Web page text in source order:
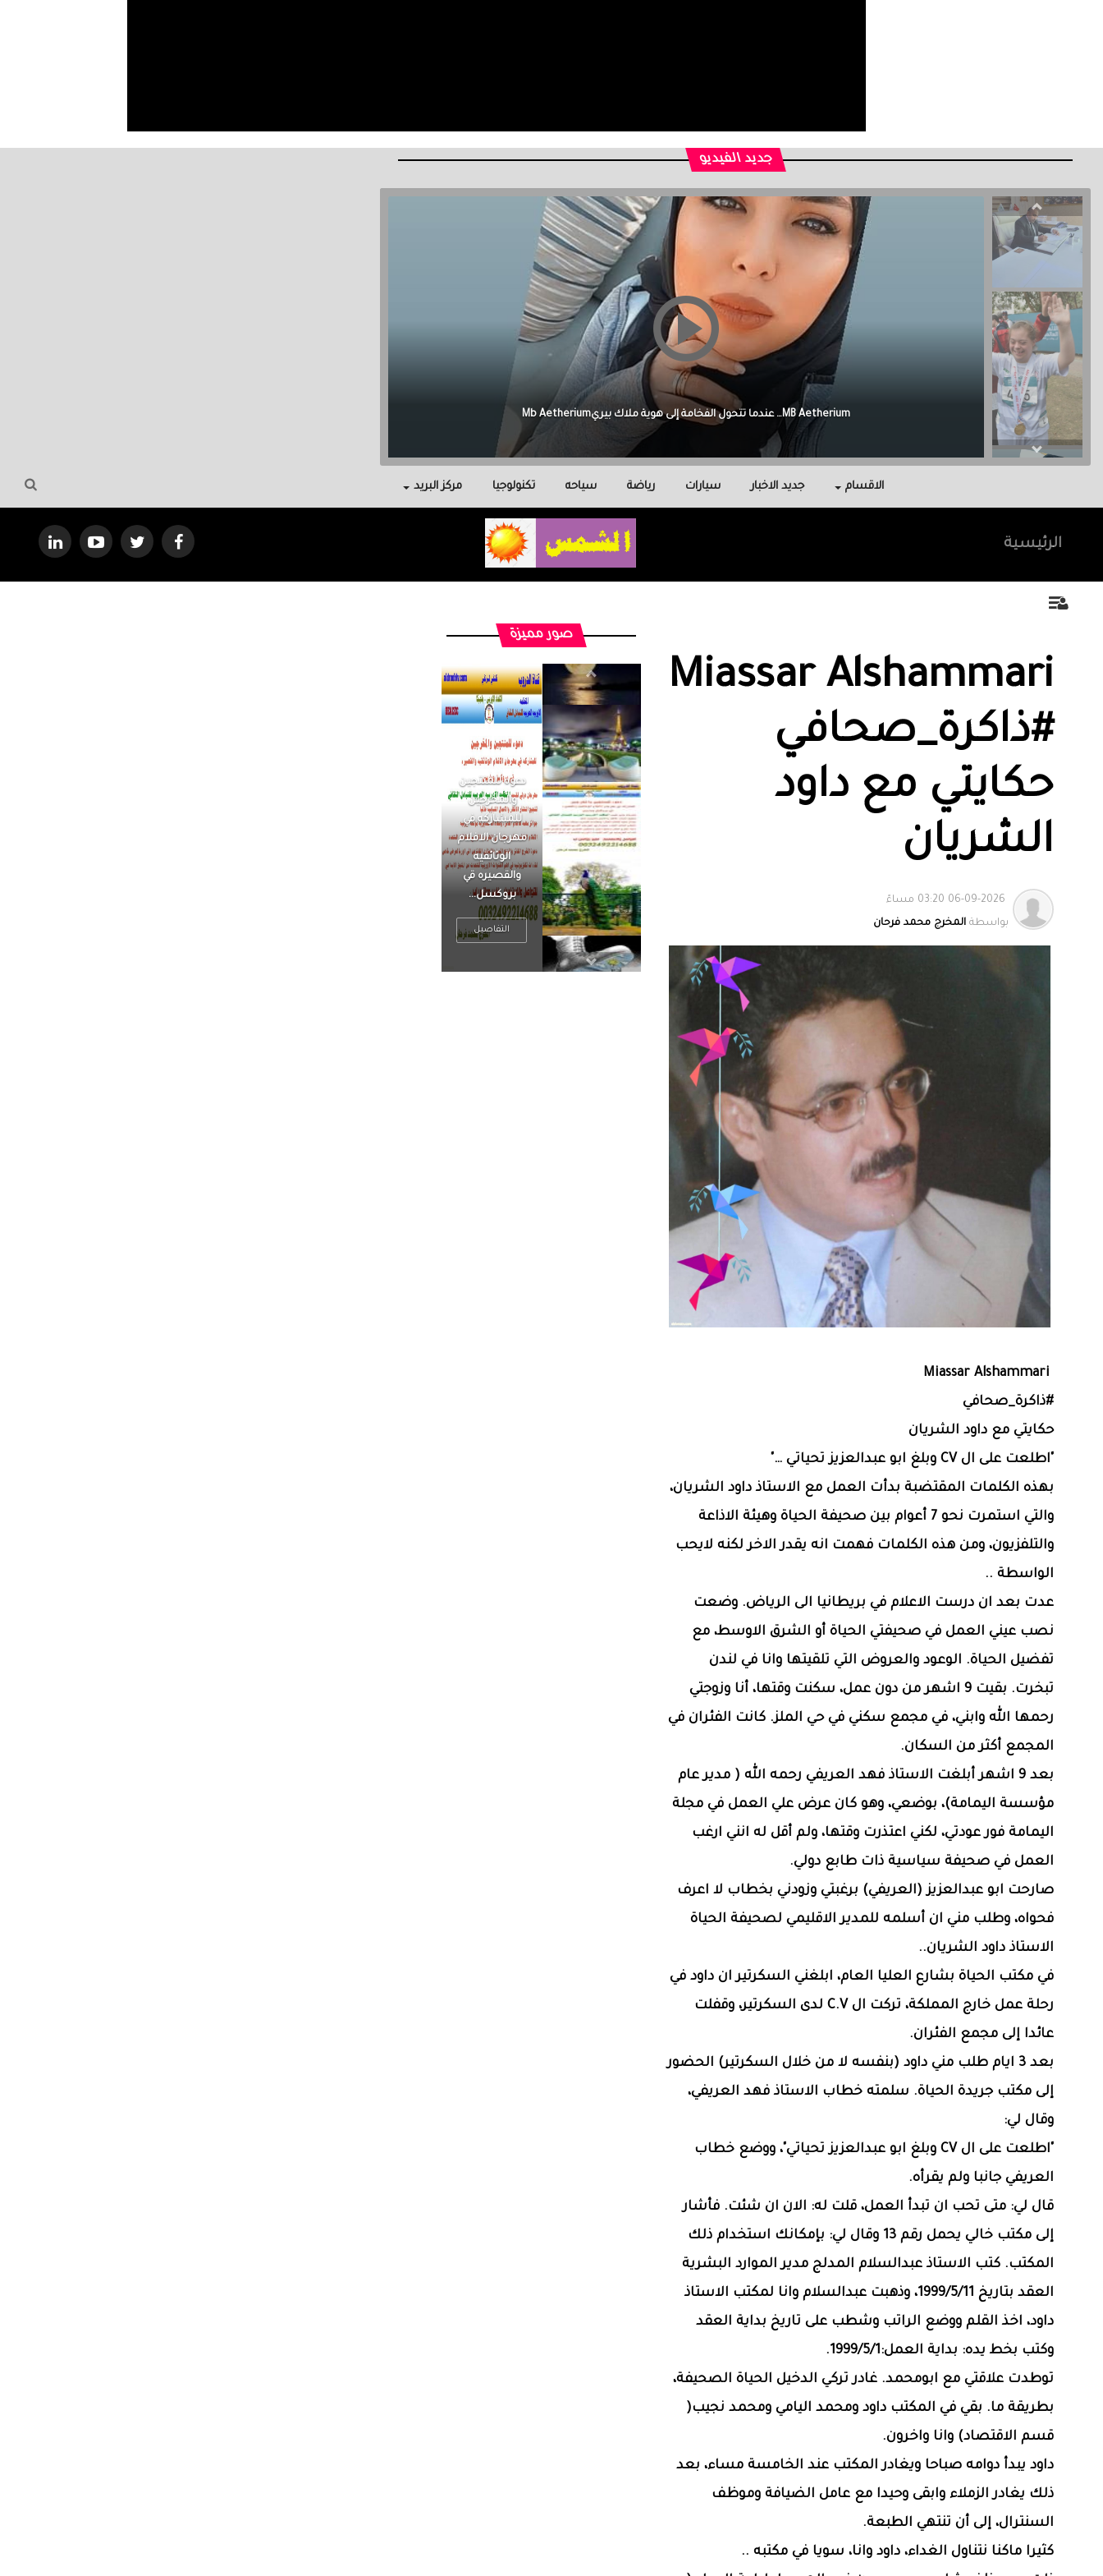
جديد الفيديو
Malak Berri وراء كل نجاح عائلة آمنت بي، واحتوتني، وكانت سندي في أصعب اللحظات.
الاقسام جديد الاخبار سيارات رياضة سياحه تكنولوجيا مركز البريد
الرئيسية
Miassar Alshammari
‏حكايتي مع داود
الشريان
بواسطة المخرج محمد فرحان
Miassar Alshammari
‏حكايتي مع داود الشريان
‏"اطلعت على ال CV وبلغ ابو عبدالعزيز تحياتي …"
‏بهذه الكلمات المقتضبة بدأت العمل مع الاستاذ داود الشريان،
والتي استمرت نحو 7 أعوام بين صحيفة الحياة وهيئة الاذاعة
والتلفزيون، ومن هذه الكلمات فهمت انه يقدر الاخر لكنه لايحب
الواسطة ..
‏عدت بعد ان درست الاعلام في بريطانيا الى الرياض. وضعت
نصب عيني العمل في صحيفتي الحياة أو الشرق الاوسط، مع
تفضيل الحياة. الوعود والعروض التي تلقيتها وانا في لندن
تبخرت. بقيت 9 اشهر من دون عمل، سكنت وقتها، أنا وزوجتي
رحمها الله وابني، في مجمع سكني في حي الملز. كانت الفئران في
المجمع أكثر من السكان.
‏بعد 9 اشهر أبلغت الاستاذ فهد العريفي رحمه الله ( مدير عام
مؤسسة اليمامة)، بوضعي، وهو كان عرض علي العمل في مجلة
اليمامة فور عودتي، لكني اعتذرت وقتها، ولم أقل له انني ارغب
العمل في صحيفة سياسية ذات طابع دولي.
‏صارحت ابو عبدالعزيز (العريفي) برغبتي وزودني بخطاب لا اعرف
فحواه، وطلب مني ان أسلمه للمدير الاقليمي لصحيفة الحياة
الاستاذ داود الشريان..
‏في مكتب الحياة بشارع العليا العام، ابلغني السكرتير ان داود في
رحلة عمل خارج المملكة، تركت ال C.V لدى السكرتير، وقفلت
عائدا إلى مجمع الفئران.
‏بعد 3 ايام طلب مني داود (بنفسه لا من خلال السكرتير) الحضور
إلى مكتب جريدة الحياة. سلمته خطاب الاستاذ فهد العريفي،
وقال لي:
‏"اطلعت على ال CV وبلغ ابو عبدالعزيز تحياتي"، ووضع خطاب
العريفي جانبا ولم يقرأه.
‏قال لي: متى تحب ان تبدأ العمل، قلت له: الان ان شئت. فأشار
إلى مكتب خالي يحمل رقم 13 وقال لي: بإمكانك استخدام ذلك
المكتب. كتب الاستاذ عبدالسلام المدلج مدير الموارد البشرية
العقد بتاريخ 1999/5/11، وذهبت عبدالسلام وانا لمكتب الاستاذ
داود، اخذ القلم ووضع الراتب وشطب على تاريخ بداية العقد
وكتب بخط يده: بداية العمل:1999/5/1.
‏توطدت علاقتي مع ابومحمد. غادر تركي الدخيل الحياة الصحيفة،
بطريقة ما. بقي في المكتب داود ومحمد اليامي ومحمد نجيب(
قسم الاقتصاد) وانا واخرون.
‏داود يبدأ دوامه صباحا ويغادر المكتب عند الخامسة مساء، بعد
ذلك يغادر الزملاء وابقى وحيدا مع عامل الضيافة وموظف
السنترال، إلى أن تنتهي الطبعة.
‏كثيرا ماكنا نتناول الغداء، داود وانا، سويا في مكتبه ..
صور مميزة
الرجل العظيم
يكون مطمئناً ،
يتحرر من القلق
، بينما الرجل
ضيق الأفق
فعادة ما يكون
متوتراً
التفاصيل